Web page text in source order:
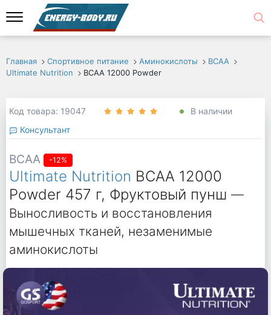
Главная Спортивное питание Аминокислоты
ВСАА
Ultimate Nutrition
BCAA 12000 Powder
Код товара: 19047
В наличии
Консультант
BCAA -12%
Ultimate Nutrition BCAA 12000
Powder 457 г, Фруктовый пунш —
Выносливость и восстановления
мышечных тканей, незаменимые
аминокислоты